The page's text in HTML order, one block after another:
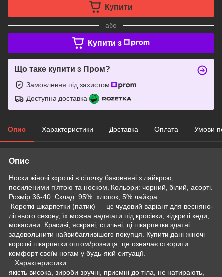
Купити
або
Купити з
Що таке купити з Пром?
Замовлення під захистом
Доступна доставка
Опис Характеристики Доставка Оплата Умови
Опис
Носки жіночі короткі в сіточку бавовняні з лайкрою,
посиленими п'ятою та носком. Кольори: чорний, білий, асорті.
Розмір 36-40. Склад: 95% хлопок, 5% лайкра.
Короткі шкарпетки (патик) — це чудовий варіант для весняно-
літнього сезону, їх можна надягати під кросівки, відкриті кеди,
мокасини. Красиві, яскраві, стильні, ці шкарпетки здатні
задовольнити найвибагливішого покупця. Купити дані жіночі
короткі шкарпетки оптом/розниця це означає створити
комфорт своїм ногам у будь-якій ситуації.
Характеристики:
якість висока, вироби зручні, приємні до тіла, не натирають,